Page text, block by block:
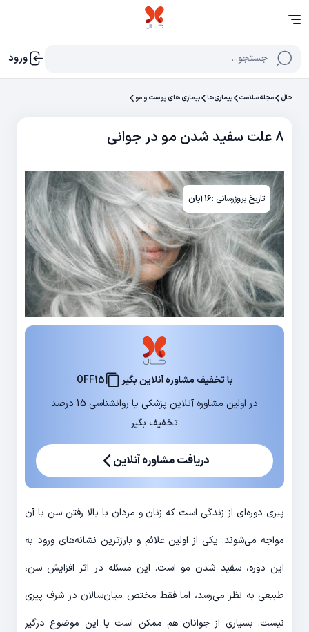
جستجو... ورود
حال مجله سلامت بیماری‌ها بیماری های پوست و مو
۸ علت سفید شدن مو در جوانی
تاریخ بروزرسانی :۱۶ آبان
با تخفیف مشاوره آنلاین بگیر
OFF15
در اولین مشاوره آنلاین پزشکی یا روانشناسی 15 درصد
تخفیف بگیر
دریافت مشاوره آنلاین
پیری دوره‌ای از زندگی است که زنان و مردان با بالا رفتن سن با آن
مواجه می‌شوند. یکی از اولین علائم و بارزترین نشانه‌های ورود به
این دوره، سفید شدن مو است. این مسئله در اثر افزایش سن،
طبیعی به نظر می‌رسد، اما فقط مختص میان‌سالان در شرف پیری
نیست. بسیاری از جوانان هم ممکن است با این موضوع درگیر